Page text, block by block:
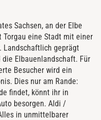
Sachsen, an der Elbe
Torgau eine Stadt mit einer
Landschaftlich geprägt
Elbauenlandschaft. Für
Besucher wird ein
Dies nur am Rande:
findet, könnt ihr in
besorgen. Aldi /
in unmittelbarer